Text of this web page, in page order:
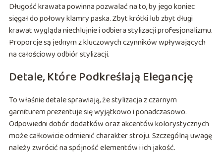
Długość krawata powinna pozwalać na to, by jego koniec
sięgał do połowy klamry paska. Zbyt krótki lub zbyt długi
krawat wygląda niechlujnie i odbiera stylizacji profesjonalizmu.
Proporcje są jednym z kluczowych czynników wpływających
na całościowy odbiór stylizacji.
Detale, Które Podkreślają Elegancję
To właśnie detale sprawiają, że stylizacja z czarnym
garniturem prezentuje się wyjątkowo i ponadczasowo.
Odpowiedni dobór dodatków oraz akcentów kolorystycznych
może całkowicie odmienić charakter stroju. Szczególną uwagę
należy zwrócić na spójność elementów i ich jakość.